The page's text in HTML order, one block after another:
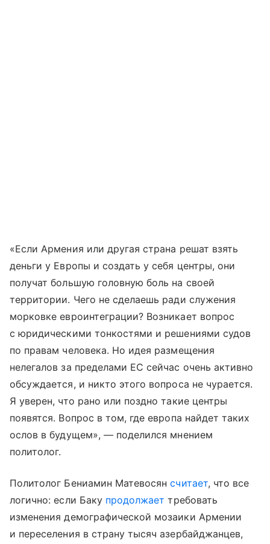
«Если Армения или другая страна решат взять
деньги у Европы и создать у себя центры, они
получат большую головную боль на своей
территории. Чего не сделаешь ради служения
морковке евроинтеграции? Возникает вопрос
с юридическими тонкостями и решениями судов
по правам человека. Но идея размещения
нелегалов за пределами ЕС сейчас очень активно
обсуждается, и никто этого вопроса не чурается.
Я уверен, что рано или поздно такие центры
появятся. Вопрос в том, где европа найдет таких
ослов в будущем», — поделился мнением
политолог.
Политолог Бениамин Матевосянсчитает, что все
логично: если Баку продолжает требовать
изменения демографической мозаики Армении
и переселения в страну тысяч азербайджанцев,